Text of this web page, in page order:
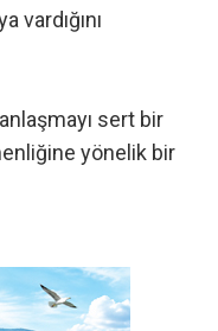
vardığını
sert bir
yönelik bir